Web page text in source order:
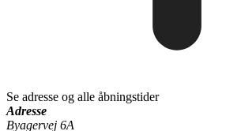
Se adresse og alle åbningstider
Adresse
Byagervej 6A